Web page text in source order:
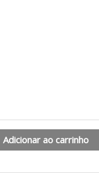
Adicionar ao carrinho